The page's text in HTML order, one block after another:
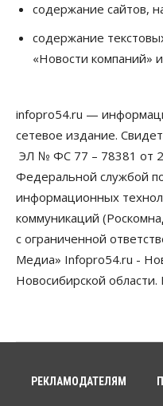
07 Августа 2026, 14:00
07 Августа 2026, 13:55
Авто Общество
Треть
«поставили машины
07 Августа 2026, 13:00
Власть
Школы, библиотеки,
депутаты Госдумы
социальных объектах
07 Августа 2026, 12:35
Синоптики
содержание сайтов,
содержание
«Новости компаний»
infopro54.ru —
сетевое издание.
ЭЛ № ФС 77 – 78381 от
Федеральной службой
информационных
коммуникаций
с ограниченной
Медиа» Infopro54.ru -
Новосибирской
РЕКЛАМОДАТЕЛЯМ